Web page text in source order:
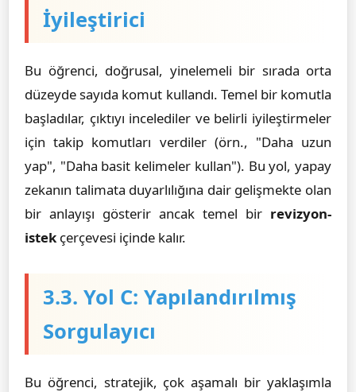
İyileştirici
Bu öğrenci, doğrusal, yinelemeli bir sırada orta
düzeyde sayıda komut kullandı. Temel bir komutla
başladılar, çıktıyı incelediler ve belirli iyileştirmeler
için takip komutları verdiler (örn., "Daha uzun
yap", "Daha basit kelimeler kullan"). Bu yol, yapay
zekanın talimata duyarlılığına dair gelişmekte olan
bir anlayışı gösterir ancak temel bir revizyon-
istekçerçevesi içinde kalır.
3.3. Yol C: Yapılandırılmış
Sorgulayıcı
Bu öğrenci, stratejik, çok aşamalı bir yaklaşımla